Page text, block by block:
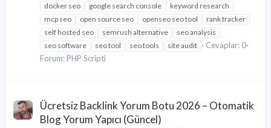
docker seo
google search console
keyword research
mcp seo
open source seo openseo seo tool
rank tracker
self hosted seo
semrush alternative
seo analysis
seo software
seo tool seo tools site audit
Cevaplar: 0
Forum: PHP Scripti
Ücretsiz Backlink Yorum Botu 2026 – Otomatik
Blog Yorum Yapıcı (Güncel)